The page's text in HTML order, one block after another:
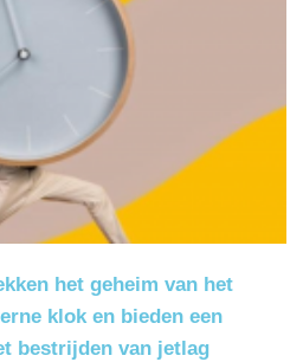
het geheim van het
klok en bieden een
bestrijden van jetlag